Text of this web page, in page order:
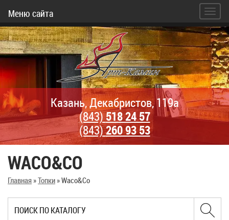
Меню сайта
Казань, Декабристов, 119а
(843)518 24 57
(843)260 93 53
WACO&CO
Главная»Топки»Waco&Co